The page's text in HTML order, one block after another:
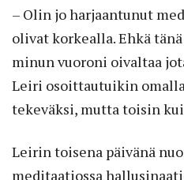
– Olin jo harjaantunut
olivat korkealla. Ehkä
minun vuoroni oivaltaa
Leiri osoittautuikin
tekeväksi, mutta toisin
Leirin toisena päivänä
meditaatiossa